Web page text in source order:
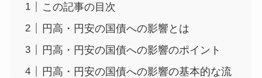
この記事の目次
円高・円安の国債への影響とは
円高・円安の国債への影響のポイント
円高・円安の国債への影響の基本的な流